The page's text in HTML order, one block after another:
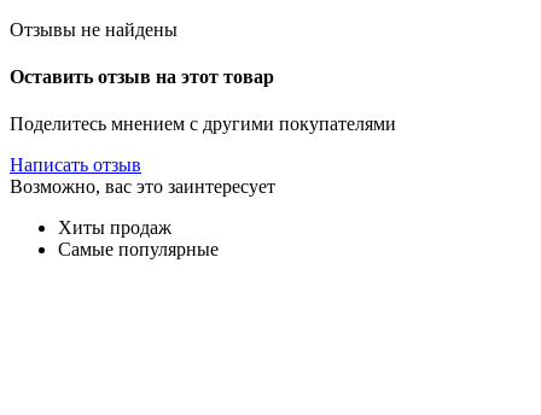
Отзывы не найдены
Оставить отзыв на этот товар
Поделитесь мнением с другими покупателями
Написать отзыв
Возможно, вас это заинтересует
Хиты продаж
Самые популярные